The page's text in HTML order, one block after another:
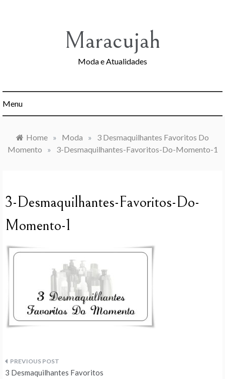
Maracujah
Moda e Atualidades
Menu
Home » Moda »
3 Desmaquilhantes Favoritos Do
Momento
» 3-Desmaquilhantes-Favoritos-Do-Momento-1
3-Desmaquilhantes-Favoritos-Do-
Momento-1
Navegação
3 Desmaquilhantes Favoritos